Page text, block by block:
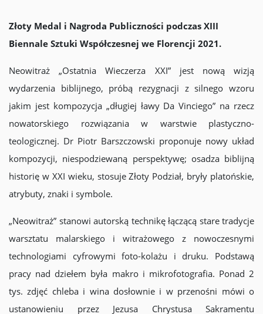
Złoty Medal i Nagroda Publiczności podczas XIII
Biennale Sztuki Współczesnej we Florencji 2021.
Neowitraż „Ostatnia Wieczerza XXI” jest nową wizją
wydarzenia biblijnego, próbą rezygnacji z silnego wzoru
jakim jest kompozycja „długiej ławy Da Vinciego” na rzecz
nowatorskiego rozwiązania w warstwie plastyczno-
teologicznej. Dr Piotr Barszczowski proponuje nowy układ
kompozycji, niespodziewaną perspektywę; osadza biblijną
historię w XXI wieku, stosuje Złoty Podział, bryły platońskie,
atrybuty, znaki i symbole.
„Neowitraż” stanowi autorską technikę łączącą stare tradycje
warsztatu malarskiego i witrażowego z nowoczesnymi
technologiami cyfrowymi foto-kolażu i druku. Podstawą
pracy nad dziełem była makro i mikrofotografia. Ponad 2
tys. zdjęć chleba i wina dosłownie i w przenośni mówi o
ustanowieniu przez Jezusa Chrystusa Sakramentu